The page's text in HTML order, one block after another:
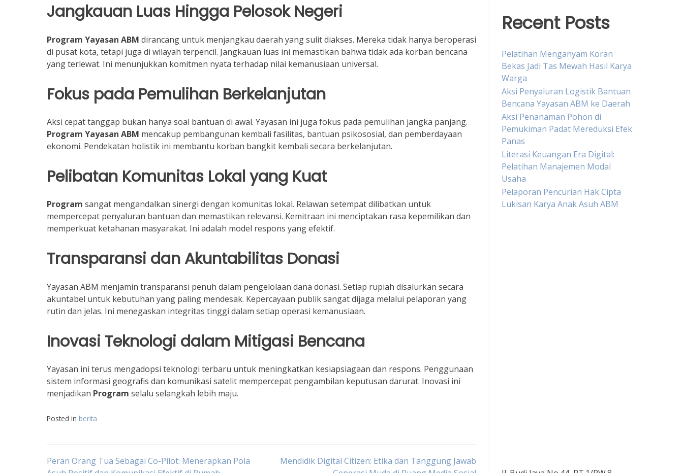
Jangkauan Luas Hingga Pelosok Negeri
Program Yayasan ABM dirancang untuk menjangkau daerah yang sulit diakses. Mereka tidak hanya beroperasi
di pusat kota, tetapi juga di wilayah terpencil. Jangkauan luas ini memastikan bahwa tidak ada korban bencana
yang terlewat. Ini menunjukkan komitmen nyata terhadap nilai kemanusiaan universal.
Fokus pada Pemulihan Berkelanjutan
Aksi cepat tanggap bukan hanya soal bantuan di awal. Yayasan ini juga fokus pada pemulihan jangka panjang.
Program Yayasan ABM mencakup pembangunan kembali fasilitas, bantuan psikososial, dan pemberdayaan
ekonomi. Pendekatan holistik ini membantu korban bangkit kembali secara berkelanjutan.
Pelibatan Komunitas Lokal yang Kuat
Program sangat mengandalkan sinergi dengan komunitas lokal. Relawan setempat dilibatkan untuk
mempercepat penyaluran bantuan dan memastikan relevansi. Kemitraan ini menciptakan rasa kepemilikan dan
memperkuat ketahanan masyarakat. Ini adalah model respons yang efektif.
Transparansi dan Akuntabilitas Donasi
Yayasan ABM menjamin transparansi penuh dalam pengelolaan dana donasi. Setiap rupiah disalurkan secara
akuntabel untuk kebutuhan yang paling mendesak. Kepercayaan publik sangat dijaga melalui pelaporan yang
rutin dan jelas. Ini menegaskan integritas tinggi dalam setiap operasi kemanusiaan.
Inovasi Teknologi dalam Mitigasi Bencana
Yayasan ini terus mengadopsi teknologi terbaru untuk meningkatkan kesiapsiagaan dan respons. Penggunaan
sistem informasi geografis dan komunikasi satelit mempercepat pengambilan keputusan darurat. Inovasi ini
menjadikan Program selalu selangkah lebih maju.
Posted in berita
Navigasi
Peran Orang Tua Sebagai Co-Pilot: Menerapkan Pola
Mendidik Digital Citizen: Etika dan Tanggung Jawab
Recent Posts
Pelatihan Menganyam Koran
Bekas Jadi Tas Mewah Hasil Karya
Warga
Aksi Penyaluran Logistik Bantuan
Bencana Yayasan ABM ke Daerah
Aksi Penanaman Pohon di
Pemukiman Padat Mereduksi Efek
Panas
Literasi Keuangan Era Digital:
Pelatihan Manajemen Modal
Usaha
Pelaporan Pencurian Hak Cipta
Lukisan Karya Anak Asuh ABM